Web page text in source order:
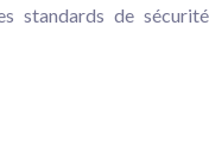
standards de sécurité